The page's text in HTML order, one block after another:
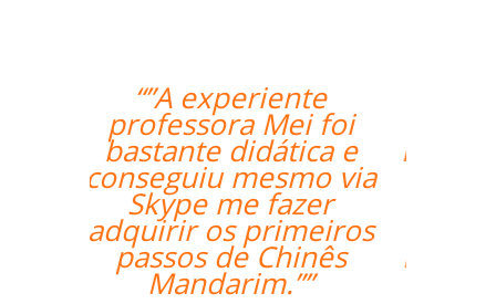
“”Nossa professora,
Catherine, tem sido
muito paciente com o
nosso louco
cronograma de
trabalho, e nos
mantém envolvidos e
encorajados a